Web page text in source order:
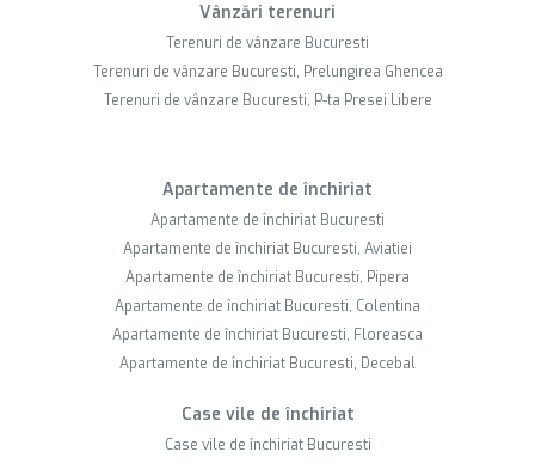
Vânzări terenuri
Terenuri de vânzare Bucuresti
Terenuri de vânzare Bucuresti, Prelungirea Ghencea
Terenuri de vânzare Bucuresti, P-ta Presei Libere
Apartamente de închiriat
Apartamente de închiriat Bucuresti
Apartamente de închiriat Bucuresti, Aviatiei
Apartamente de închiriat Bucuresti, Pipera
Apartamente de închiriat Bucuresti, Colentina
Apartamente de închiriat Bucuresti, Floreasca
Apartamente de închiriat Bucuresti, Decebal
Case vile de închiriat
Case vile de închiriat Bucuresti